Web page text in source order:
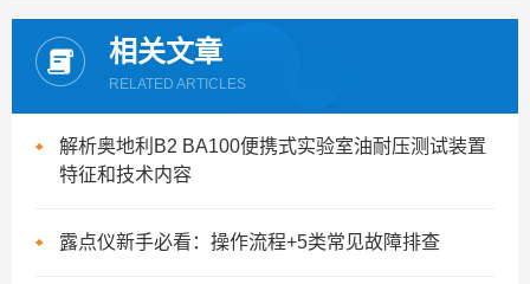
相关文章
RELATED ARTICLES
解析奥地利B2 BA100便携式实验室油耐压测试装置
特征和技术内容
露点仪新手必看：操作流程+5类常见故障排查